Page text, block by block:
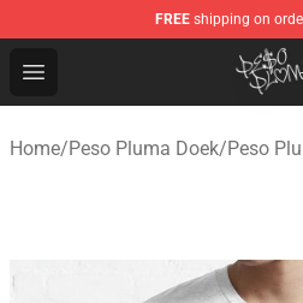
FREE shipping on
Open menu
Peso Pluma Store - Official
Home/Peso Pluma Doek/Peso